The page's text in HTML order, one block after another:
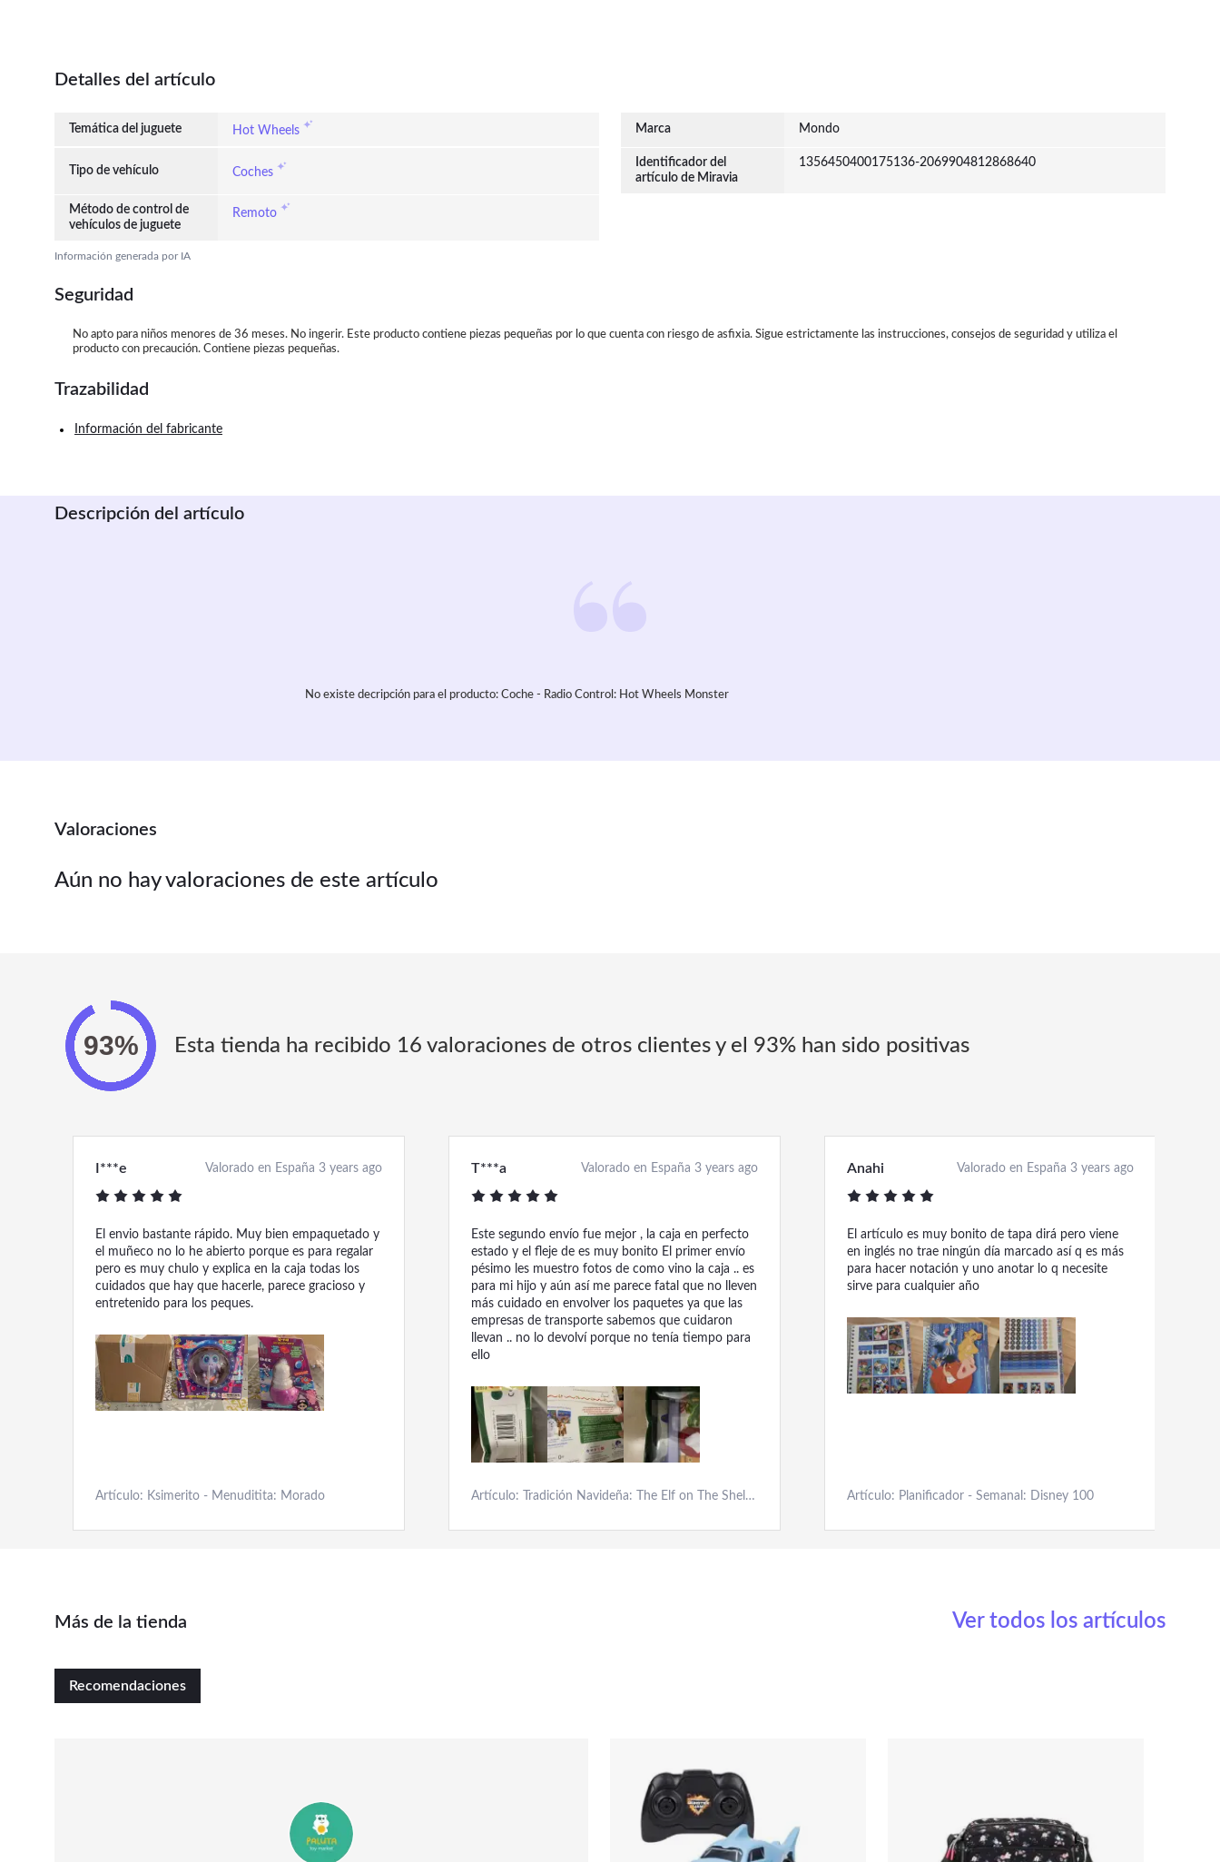
Detalles del artículo
Temática del juguete Hot Wheels Marca Mondo
Tipo de vehículo Coches
Identificador del
artículo de Miravia
1356450400175136-2069904812868640
Método de control de
vehículos de juguete
Remoto
Información generada por IA
Seguridad
No apto para niños menores de 36 meses. No ingerir. Este producto contiene piezas pequeñas por lo que cuenta con riesgo de asfixia. Sigue estrictamente las instrucciones, consejos de seguridad y utiliza el
producto con precaución. Contiene piezas pequeñas.
Trazabilidad
Información del fabricante
Descripción del artículo
No existe decripción para el producto: Coche - Radio Control: Hot Wheels Monster
Valoraciones
Aún no hay valoraciones de este artículo
Esta tienda ha recibido 16 valoraciones de otros clientes y el 93% han sido positivas
I***e Valorado en España 3 years ago
El envio bastante rápido. Muy bien empaquetado y
el muñeco no lo he abierto porque es para regalar
pero es muy chulo y explica en la caja todas los
cuidados que hay que hacerle, parece gracioso y
entretenido para los peques.
Artículo: Ksimerito - Menuditita: Morado
T***a Valorado en España 3 years ago
Este segundo envío fue mejor , la caja en perfecto
estado y el fleje de es muy bonito El primer envío
pésimo les muestro fotos de como vino la caja .. es
para mi hijo y aún así me parece fatal que no lleven
más cuidado en envolver los paquetes ya que las
empresas de transporte sabemos que cuidaron
llevan .. no lo devolví porque no tenía tiempo para
ello
Artículo: Tradición Navideña: The Elf on The Shelf y Cuento
Anahi Valorado en España 3 years ago
El artículo es muy bonito de tapa dirá pero viene
en inglés no trae ningún día marcado así q es más
para hacer notación y uno anotar lo q necesite
sirve para cualquier año
Artículo: Planificador - Semanal: Disney 100
Más de la tienda Ver todos los artículos
Recomendaciones